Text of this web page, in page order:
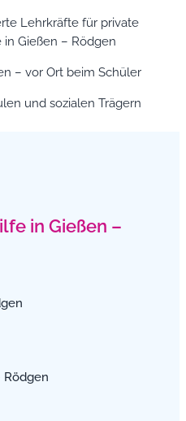
Lehrkräfte für private
Gießen – Rödgen
– vor Ort beim Schüler
und sozialen Trägern
in Gießen –
Rödgen